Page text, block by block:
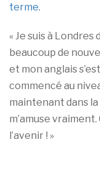
terme.
« Je suis à Londres
beaucoup de
et mon anglais
commencé au
maintenant dans
m’amuse
l’avenir ! »